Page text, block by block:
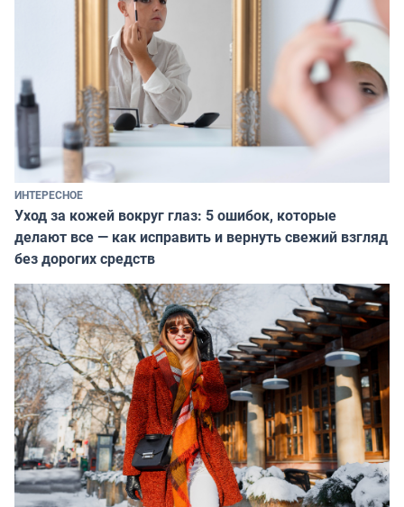
ИНТЕРЕСНОЕ
Уход за кожей вокруг глаз: 5 ошибок, которые
делают все — как исправить и вернуть свежий взгляд
без дорогих средств